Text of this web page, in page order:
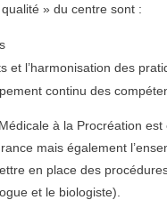
» du centre sont :
et l’harmonisation des
continu des
à la Procréation
mais également
en place des
et le biologiste).